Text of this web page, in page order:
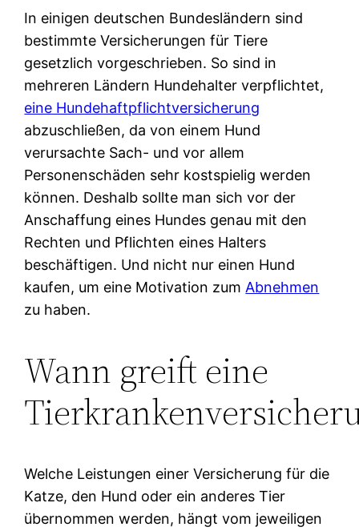
In einigen deutschen Bundesländern sind
bestimmte Versicherungen für Tiere
gesetzlich vorgeschrieben. So sind in
mehreren Ländern Hundehalter verpflichtet,
eine Hundehaftpflichtversicherung
abzuschließen, da von einem Hund
verursachte Sach- und vor allem
Personenschäden sehr kostspielig werden
können. Deshalb sollte man sich vor der
Anschaffung eines Hundes genau mit den
Rechten und Pflichten eines Halters
beschäftigen. Und nicht nur einen Hund
kaufen, um eine Motivation zum Abnehmen
zu haben.
Wann greift eine
Welche Leistungen einer Versicherung für die
Katze, den Hund oder ein anderes Tier
übernommen werden, hängt vom jeweiligen